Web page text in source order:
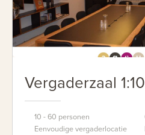
Vergaderzaal
10 - 60 personen
Eenvoudige vergaderlocatie